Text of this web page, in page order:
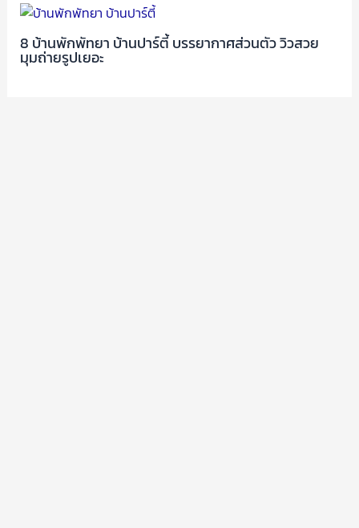
8 บ้านพักพัทยา บ้านปาร์ตี้ บรรยากาศส่วนตัว วิวสวย
มุมถ่ายรูปเยอะ